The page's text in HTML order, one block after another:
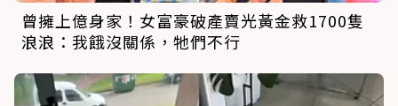
曾擁上億身家！女富豪破產賣光黃金救1700隻
浪浪：我餓沒關係，牠們不行